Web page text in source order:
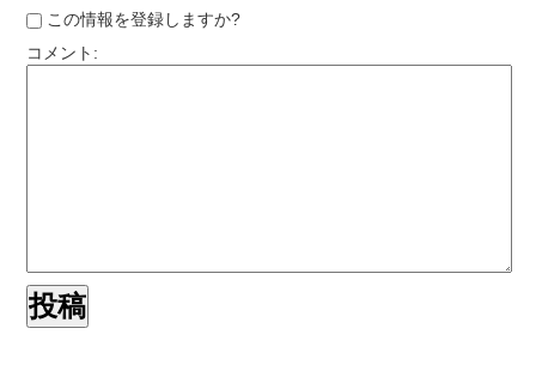
この情報を登録しますか?
コメント: